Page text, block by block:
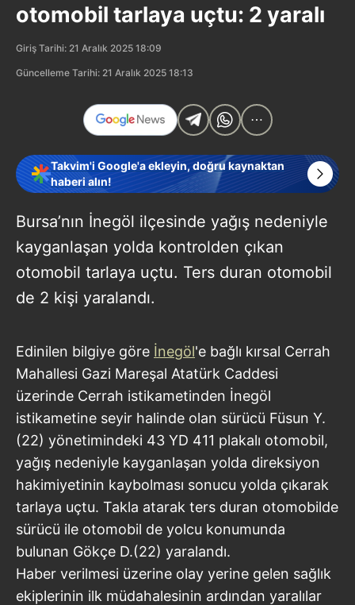
otomobil tarlaya uçtu: 2 yaralı
Giriş Tarihi: 21 Aralık 2025 18:09
Güncelleme Tarihi: 21 Aralık 2025 18:13
Takvim'i Google'a ekleyin, doğru kaynaktan
haberi alın!
Bursa’nın İnegöl ilçesinde yağış nedeniyle
kayganlaşan yolda kontrolden çıkan
otomobil tarlaya uçtu. Ters duran otomobil
de 2 kişi yaralandı.
Edinilen bilgiye göre İnegöl'e bağlı kırsal Cerrah
Mahallesi Gazi Mareşal Atatürk Caddesi
üzerinde Cerrah istikametinden İnegöl
istikametine seyir halinde olan sürücü Füsun Y.
(22) yönetimindeki 43 YD 411 plakalı otomobil,
yağış nedeniyle kayganlaşan yolda direksiyon
hakimiyetinin kaybolması sonucu yolda çıkarak
tarlaya uçtu. Takla atarak ters duran otomobilde
sürücü ile otomobil de yolcu konumunda
bulunan Gökçe D.(22) yaralandı.
Haber verilmesi üzerine olay yerine gelen sağlık
ekiplerinin ilk müdahalesinin ardından yaralılar